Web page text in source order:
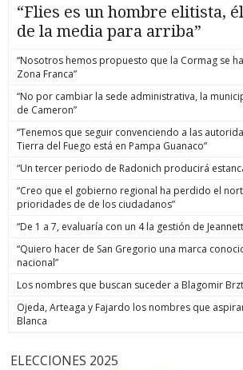
“Flies es un hombre elitista,
de la media para arriba”
“Nosotros hemos propuesto que la Cormag se
Zona Franca”
“No por cambiar la sede administrativa, la
de Cameron”
“Tenemos que seguir convenciendo a las
Tierra del Fuego está en Pampa Guanaco”
“Un tercer periodo de Radonich producirá
“Creo que el gobierno regional ha perdido el
prioridades de de los ciudadanos”
“De 1 a 7, evaluaría con un 4 la gestión de
“Quiero hacer de San Gregorio una marca
nacional”
Los nombres que buscan suceder a Blagomir
Ojeda, Arteaga y Fajardo los nombres que
Blanca
ELECCIONES 2025